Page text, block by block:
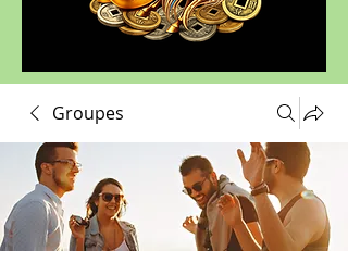
Groupes